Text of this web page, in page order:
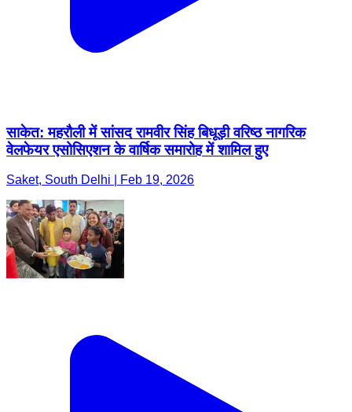
साकेत: महरौली में सांसद रामवीर सिंह बिधूड़ी वरिष्ठ नागरिक
वेलफेयर एसोसिएशन के वार्षिक समारोह में शामिल हुए
Saket, South Delhi | Feb 19, 2026